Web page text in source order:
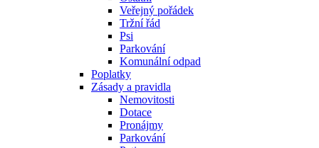
Veřejný pořádek
Tržní řád
Psi
Parkování
Komunální odpad
Poplatky
Zásady a pravidla
Nemovitosti
Dotace
Pronájmy
Parkování